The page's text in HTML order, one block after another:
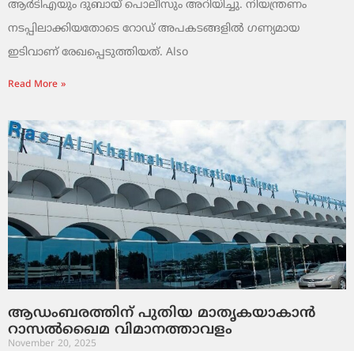
ആർടിഎയും ദുബായ് പൊലീസും അറിയിച്ചു. നിയന്ത്രണം
നടപ്പിലാക്കിയതോടെ റോഡ് അപകടങ്ങളിൽ ഗണ്യമായ
ഇടിവാണ് രേഖപ്പെടുത്തിയത്. Also
Read More »
ആഡംബരത്തിന് പുതിയ മാതൃകയാകാൻ
റാസൽഖൈമ വിമാനത്താവളം
November 20, 2025